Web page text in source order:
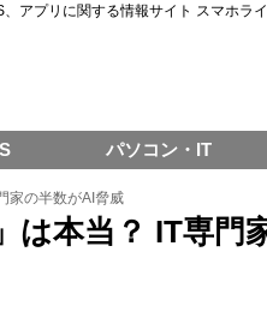
アプリに関する情報サイト スマホラ
家の半数がAI脅威
は本当？ IT専門
パソコン・IT